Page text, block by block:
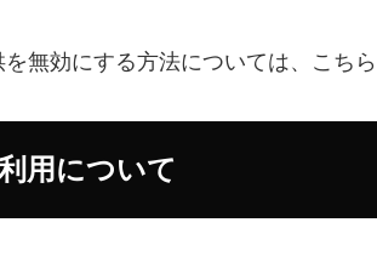
無効にする方法については、こちら
用について